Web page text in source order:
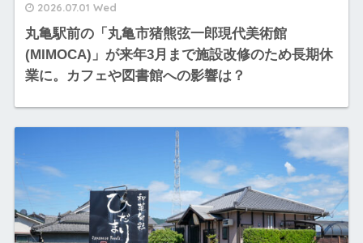
2026.07.01 Wed
丸亀駅前の「丸亀市猪熊弦一郎現代美術館
(MIMOCA)」が来年3月まで施設改修のため長期休
業に。カフェや図書館への影響は？